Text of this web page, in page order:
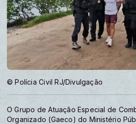
© Polícia Civil RJ/Divulgação
O Grupo de Atuação Especial de
Organizado (Gaeco) do Ministério